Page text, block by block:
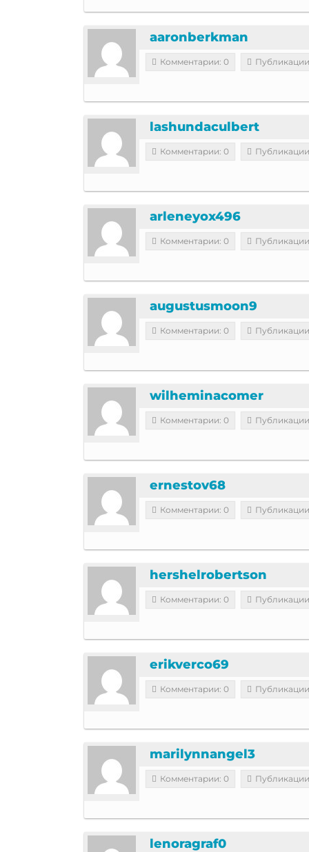
aaronberkman
Комментарии: 0
lashundaculbert
Комментарии: 0
arleneyox496
Комментарии: 0
augustusmoon9
Комментарии: 0
wilheminacomer
Комментарии: 0
ernestov68
Комментарии: 0
hershelrobertson
Комментарии: 0
erikverco69
Комментарии: 0
marilynnangel3
Комментарии: 0
lenoragraf0